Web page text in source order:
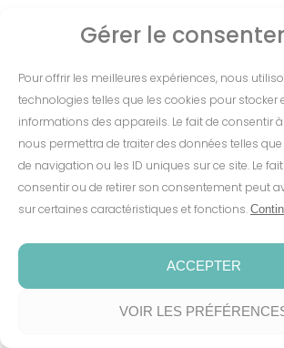
Gérer le
Pour offrir les meilleures expériences, nous
technologies telles que les cookies pour stocker
informations des appareils. Le fait de consentir
nous permettra de traiter des données telles
de navigation ou les ID uniques sur ce site. Le
consentir ou de retirer son consentement peut
sur certaines caractéristiques et fonctions.
ACCEPTER
VOIR LES
Pourquoi choisir ce kit ?
Le kit de fixation G-fix de
est conçu pour fixer
panneaux solaires sur une
en tuiles, qu’elle soit plate,
panne, ou mécanique
. Ce Kit
fixation Schletter, utilisé par
solaire, est composé de tous
éléments nécessaires à
l’installation. Les fixations